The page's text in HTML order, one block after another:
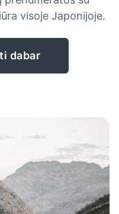
visoje Japonijoje.
dabar